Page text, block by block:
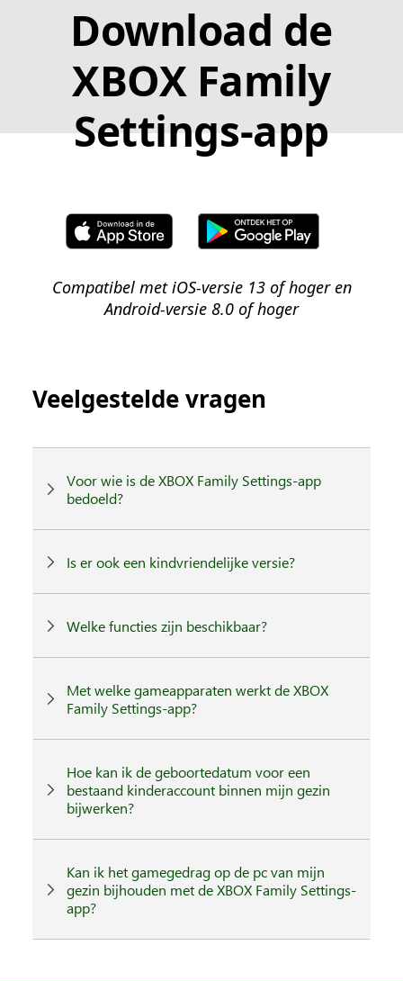
Download de
XBOX Family
Settings-app
Compatibel met iOS-versie 13 of hoger en
Android-versie 8.0 of hoger
Veelgestelde vragen
Voor wie is de XBOX Family Settings-app
bedoeld?
Is er ook een kindvriendelijke versie?
Welke functies zijn beschikbaar?
Met welke gameapparaten werkt de XBOX
Family Settings-app?
Hoe kan ik de geboortedatum voor een
bestaand kinderaccount binnen mijn gezin
bijwerken?
Kan ik het gamegedrag op de pc van mijn
gezin bijhouden met de XBOX Family Settings-
app?